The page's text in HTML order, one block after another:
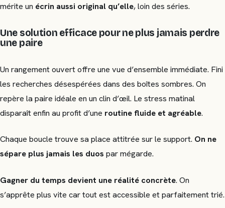
mérite un écrin aussi original qu’elle, loin des séries.
Une solution efficace pour ne plus jamais perdre
une paire
Un rangement ouvert offre une vue d’ensemble immédiate. Fini
les recherches désespérées dans des boîtes sombres. On
repère la paire idéale en un clin d’œil. Le stress matinal
disparaît enfin au profit d’une routine fluide et agréable.
Chaque boucle trouve sa place attitrée sur le support. On ne
sépare plus jamais les duos par mégarde.
Gagner du temps devient une réalité concrète. On
s’apprête plus vite car tout est accessible et parfaitement trié.